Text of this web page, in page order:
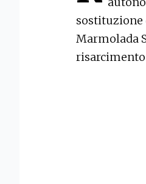
sostituzione
Marmolada